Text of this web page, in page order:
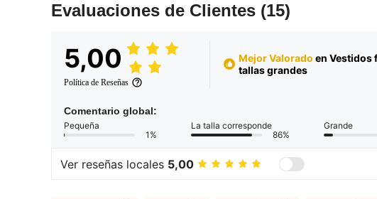
Evaluaciones de Clientes (15)
5,00
Política de Reseñas
Mejor Valorado en Vestidos
tallas grandes
Comentario global:
Pequeña
1%
La talla corresponde
86%
Grande
Ver reseñas locales 5,00